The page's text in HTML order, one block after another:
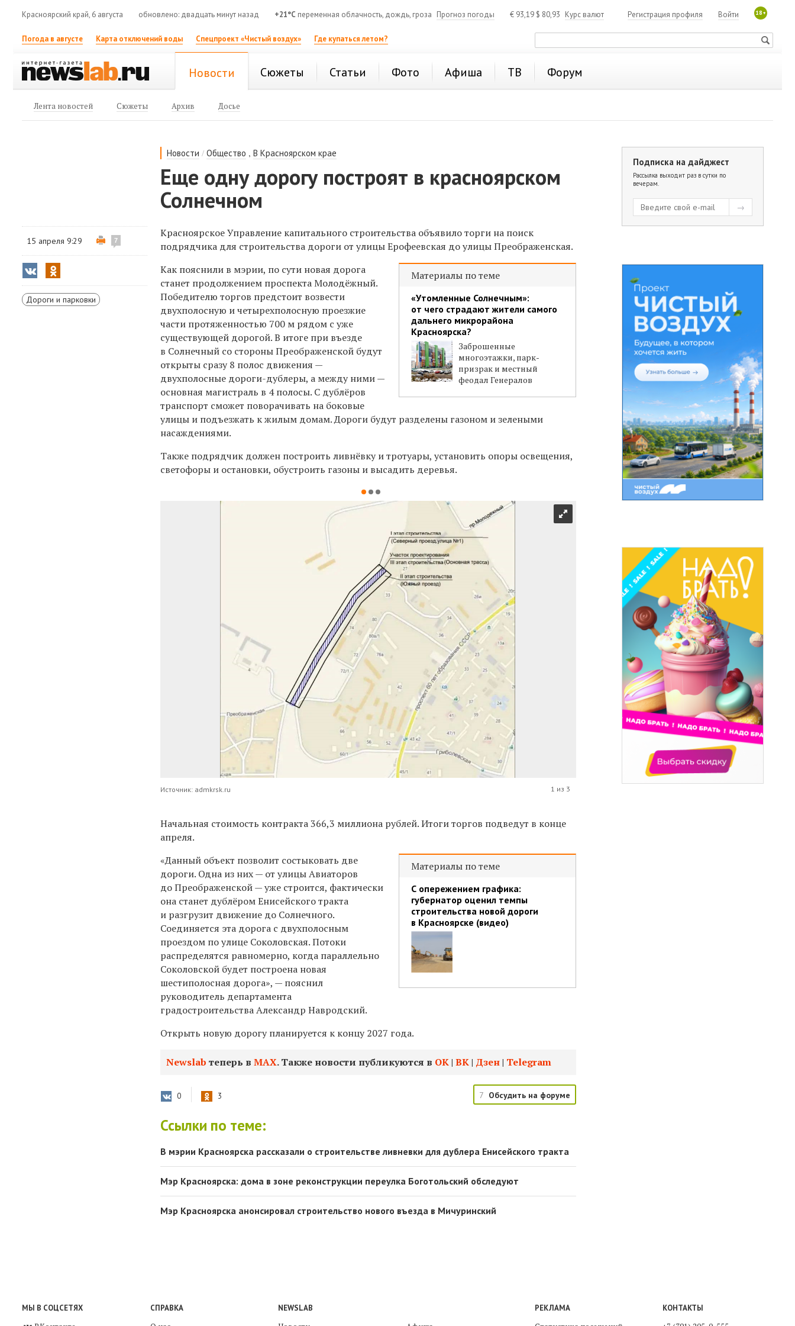
Красноярский край, 6 августа обновлено: двадцать минут назад +21°C переменная облачность, дождь, гроза Прогноз погоды € 93,19 $ 80,93 Курс валют 18+
Войти
Регистрация профиля
Погода в августе Карта отключений воды Спецпроект «Чистый воздух» Где купаться летом?
Новости Сюжеты Статьи Фото Афиша ТВ Форум
Лента новостей Сюжеты Архив Досье
Новости /Общество ,В Красноярском крае
Еще одну дорогу построят в красноярском
Солнечном
15 апреля 9:29 7
Дороги и парковки
Красноярское Управление капитального строительства объявило торги на поиск
подрядчика для строительства дороги от улицы Ерофеевская до улицы Преображенская.
Материалы по теме
«Утомленные Солнечным»:
от чего страдают жители самого
дальнего микрорайона
Красноярска?
Заброшенные
многоэтажки, парк-
призрак и местный
феодал Генералов
Как пояснили в мэрии, по сути новая дорога
станет продолжением проспекта Молодёжный.
Победителю торгов предстоит возвести
двухполосную и четырехполосную проезжие
части протяженностью 700 м рядом с уже
существующей дорогой. В итоге при въезде
в Солнечный со стороны Преображенской будут
открыты сразу 8 полос движения —
двухполосные дороги-дублеры, а между ними —
основная магистраль в 4 полосы. С дублёров
транспорт сможет поворачивать на боковые
улицы и подъезжать к жилым домам. Дороги будут разделены газоном и зелеными
насаждениями.
Также подрядчик должен построить ливнёвку и тротуары, установить опоры освещения,
светофоры и остановки, обустроить газоны и высадить деревья.
Источник: admkrsk.ru 1 из 3
Начальная стоимость контракта 366,3 миллиона рублей. Итоги торгов подведут в конце
апреля.
Материалы по теме
С опережением графика:
губернатор оценил темпы
строительства новой дороги
в Красноярске (видео)
«Данный объект позволит состыковать две
дороги. Одна из них — от улицы Авиаторов
до Преображенской — уже строится, фактически
она станет дублёром Енисейского тракта
и разгрузит движение до Солнечного.
Соединяется эта дорога с двухполосным
проездом по улице Соколовская. Потоки
распределятся равномерно, когда параллельно
Соколовской будет построена новая
шестиполосная дорога», — пояснил
руководитель департамента
градостроительства Александр Навродский.
Открыть новую дорогу планируется к концу 2027 года.
Newslab теперь вМАХ. Также новости публикуются в ОК| ВК| Дзен| Telegram
0 3 7 Обсудить на форуме
Ссылки по теме:
В мэрии Красноярска рассказали о строительстве ливневки для дублера Енисейского тракта
Мэр Красноярска: дома в зоне реконструкции переулка Боготольский обследуют
Мэр Красноярска анонсировал строительство нового въезда в Мичуринский
Подписка на дайджест
Рассылка выходит раз в сутки по
вечерам.
МЫ В СОЦСЕТЯХ СПРАВКА NEWSLAB РЕКЛАМА КОНТАКТЫ